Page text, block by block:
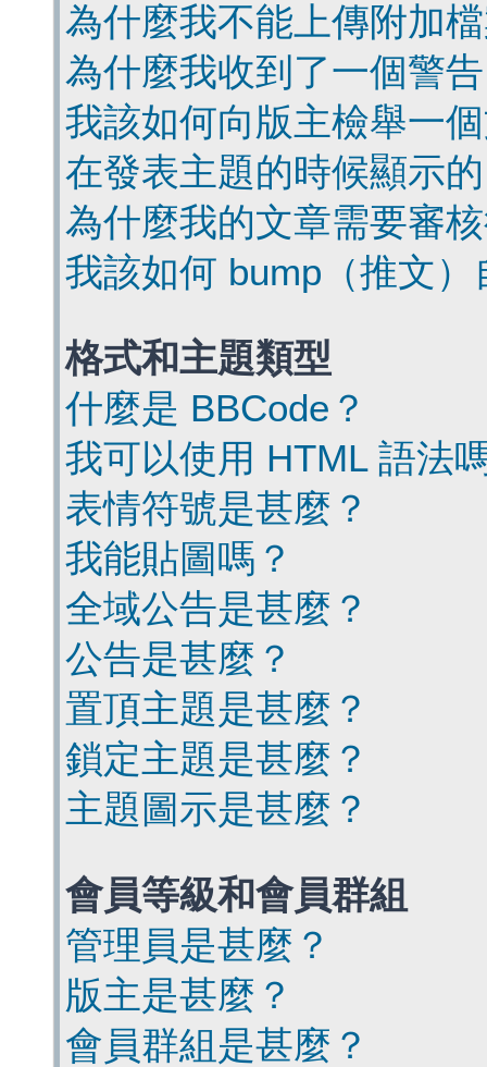
為什麼我不能上傳附加
為什麼我收到了一個警
我該如何向版主檢舉一
在發表主題的時候顯示
為什麼我的文章需要審
我該如何 bump（推文
格式和主題類型
什麼是 BBCode？
我可以使用 HTML 語法
表情符號是甚麼？
我能貼圖嗎？
全域公告是甚麼？
公告是甚麼？
置頂主題是甚麼？
鎖定主題是甚麼？
主題圖示是甚麼？
會員等級和會員群組
管理員是甚麼？
版主是甚麼？
會員群組是甚麼？